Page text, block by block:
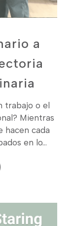
a
trabajo o el
Mientras
hacen cada
en lo...